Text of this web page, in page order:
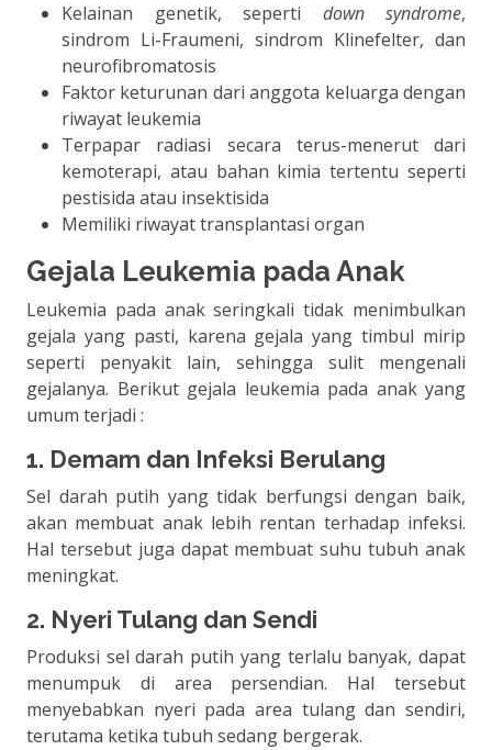
Kelainan genetik, seperti down syndrome,
sindrom Li-Fraumeni, sindrom Klinefelter, dan
neurofibromatosis
Faktor keturunan dari anggota keluarga dengan
riwayat leukemia
Terpapar radiasi secara terus-menerut dari
kemoterapi, atau bahan kimia tertentu seperti
pestisida atau insektisida
Memiliki riwayat transplantasi organ
Gejala Leukemia pada Anak
Leukemia pada anak seringkali tidak menimbulkan
gejala yang pasti, karena gejala yang timbul mirip
seperti penyakit lain, sehingga sulit mengenali
gejalanya. Berikut gejala leukemia pada anak yang
umum terjadi :
1. Demam dan Infeksi Berulang
Sel darah putih yang tidak berfungsi dengan baik,
akan membuat anak lebih rentan terhadap infeksi.
Hal tersebut juga dapat membuat suhu tubuh anak
meningkat.
2. Nyeri Tulang dan Sendi
Produksi sel darah putih yang terlalu banyak, dapat
menumpuk di area persendian. Hal tersebut
menyebabkan nyeri pada area tulang dan sendiri,
terutama ketika tubuh sedang bergerak.